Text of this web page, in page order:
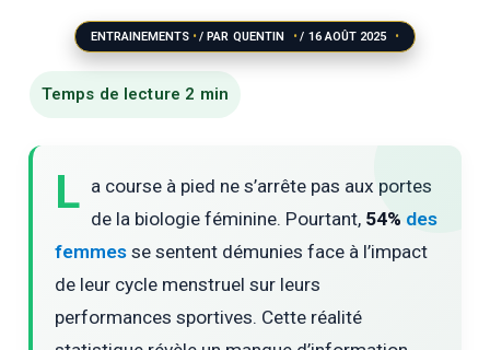
ENTRAINEMENTS / PAR QUENTIN / 16 AOÛT 2025
L a course à pied ne s’arrête pas aux portes
de la biologie féminine. Pourtant, 54% des
femmes se sentent démunies face à l’impact
de leur cycle menstruel sur leurs
performances sportives. Cette réalité